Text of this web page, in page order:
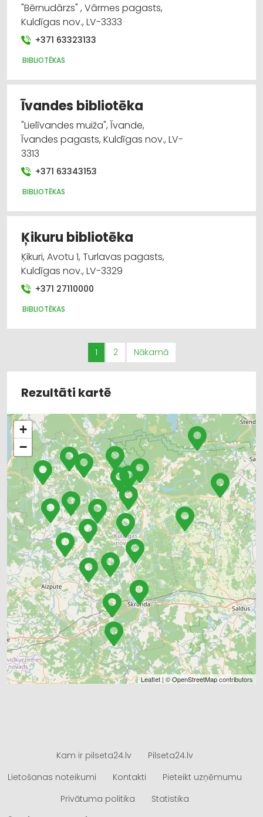
"Bērnudārzs" , Vārmes pagasts,
Kuldīgas nov., LV-3333
+371 63323133
BIBLIOTĒKAS
Īvandes bibliotēka
"Lielīvandes muiža", Īvande,
Īvandes pagasts, Kuldīgas nov., LV-
3313
+371 63343153
BIBLIOTĒKAS
Ķikuru bibliotēka
Ķikuri, Avotu 1, Turlavas pagasts,
Kuldīgas nov., LV-3329
+371 27110000
BIBLIOTĒKAS
1 2 Nākamā
Rezultāti kartē
+
−
Leaflet| ©OpenStreetMapcontributors
Kam ir pilseta24.lv
Pilseta24.lv
Lietošanas noteikumi
Kontakti
Pieteikt uzņēmumu
Privātuma politika
Statistika